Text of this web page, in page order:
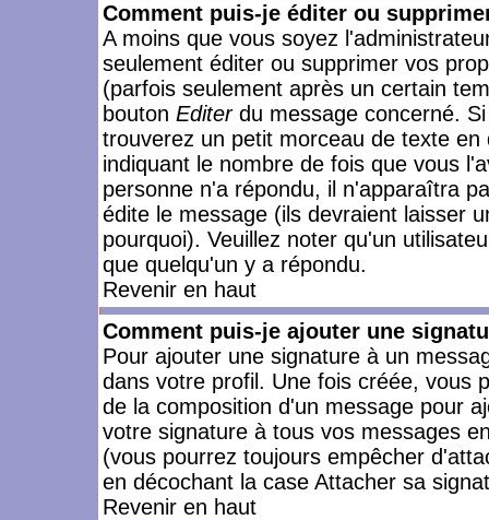
Comment puis-je éditer ou
A moins que vous soyez
seulement éditer ou supprimer vos
(parfois seulement après un certain
bouton Editerdu message concerné.
trouverez un petit morceau de texte
indiquant le nombre de fois que vous
personne n'a répondu, il n'apparaîtra
édite le message (ils devraient laisser
pourquoi). Veuillez noter qu'un
que quelqu'un y a répondu.
Revenir en haut
Comment puis-je ajouter une
Pour ajouter une signature à un
dans votre profil. Une fois créée, vous
de la composition d'un message pour
votre signature à tous vos messages
(vous pourrez toujours empêcher
en décochant la case Attacher sa
Revenir en haut